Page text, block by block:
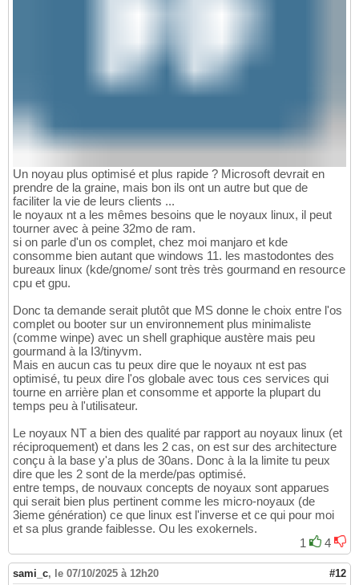
Un noyau plus optimisé et plus rapide ? Microsoft devrait en
prendre de la graine, mais bon ils ont un autre but que de
faciliter la vie de leurs clients ...
le noyaux nt a les mêmes besoins que le noyaux linux, il peut
tourner avec à peine 32mo de ram.
si on parle d'un os complet, chez moi manjaro et kde
consomme bien autant que windows 11. les mastodontes des
bureaux linux (kde/gnome/ sont très très gourmand en resource
cpu et gpu.
Donc ta demande serait plutôt que MS donne le choix entre l'os
complet ou booter sur un environnement plus minimaliste
(comme winpe) avec un shell graphique austère mais peu
gourmand à la I3/tinyvm.
Mais en aucun cas tu peux dire que le noyaux nt est pas
optimisé, tu peux dire l'os globale avec tous ces services qui
tourne en arrière plan et consomme et apporte la plupart du
temps peu à l'utilisateur.
Le noyaux NT a bien des qualité par rapport au noyaux linux (et
réciproquement) et dans les 2 cas, on est sur des architecture
conçu à la base y'a plus de 30ans. Donc à la la limite tu peux
dire que les 2 sont de la merde/pas optimisé.
entre temps, de nouvaux concepts de noyaux sont apparues
qui serait bien plus pertinent comme les micro-noyaux (de
3ieme génération) ce que linux est l'inverse et ce qui pour moi
et sa plus grande faiblesse. Ou les exokernels.
1
4
sami_c, le 07/10/2025 à 12h20 #12